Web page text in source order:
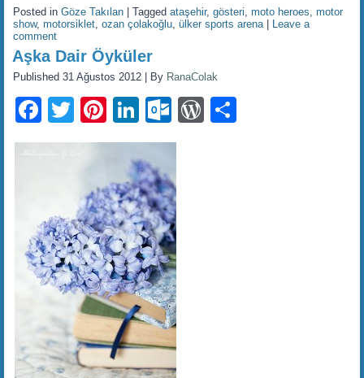
Posted in Göze Takılan |Tagged ataşehir,gösteri,moto heroes,motor
show,motorsiklet,ozan çolakoğlu,ülker sports arena|
Leave a
comment
Aşka Dair Öyküler
Published 31 Ağustos 2012 By RanaColak
Facebook
TwitterPinterest
LinkedIn
Outlook.com
WordPress